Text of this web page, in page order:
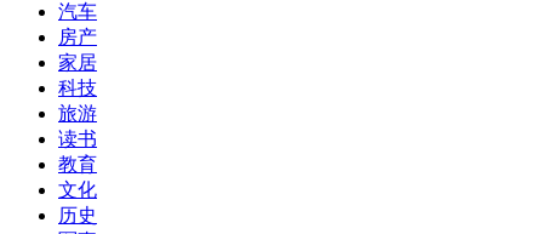
汽车
房产
家居
科技
旅游
读书
教育
文化
历史